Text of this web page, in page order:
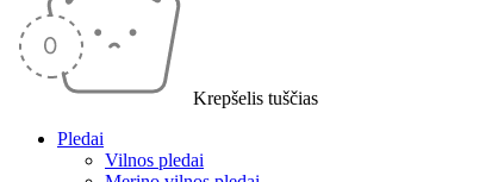
Krepšelis tuščias
Pledai
Vilnos pledai